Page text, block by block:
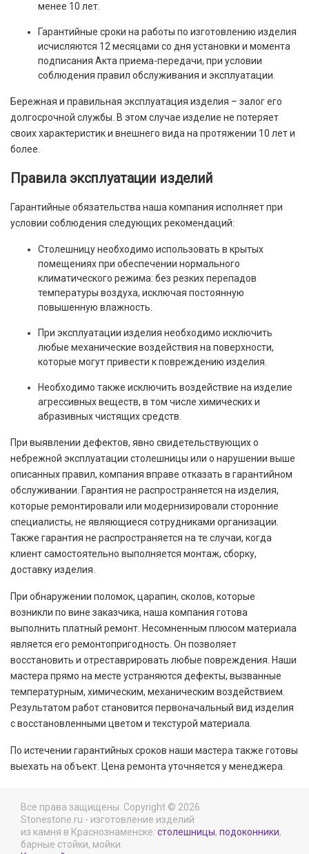
менее 10 лет.
Гарантийные сроки на работы по изготовлению изделия
исчисляются 12 месяцами со дня установки и момента
подписания Акта приема-передачи, при условии
соблюдения правил обслуживания и эксплуатации.
Бережная и правильная эксплуатация изделия – залог его
долгосрочной службы. В этом случае изделие не потеряет
своих характеристик и внешнего вида на протяжении 10 лет и
более.
Правила эксплуатации изделий
Гарантийные обязательства наша компания исполняет при
условии соблюдения следующих рекомендаций:
Столешницу необходимо использовать в крытых
помещениях при обеспечении нормального
климатического режима: без резких перепадов
температуры воздуха, исключая постоянную
повышенную влажность.
При эксплуатации изделия необходимо исключить
любые механические воздействия на поверхности,
которые могут привести к повреждению изделия.
Необходимо также исключить воздействие на изделие
агрессивных веществ, в том числе химических и
абразивных чистящих средств.
При выявлении дефектов, явно свидетельствующих о
небрежной эксплуатации столешницы или о нарушении выше
описанных правил, компания вправе отказать в гарантийном
обслуживании. Гарантия не распространяется на изделия,
которые ремонтировали или модернизировали сторонние
специалисты, не являющиеся сотрудниками организации.
Также гарантия не распространяется на те случаи, когда
клиент самостоятельно выполняется монтаж, сборку,
доставку изделия.
При обнаружении поломок, царапин, сколов, которые
возникли по вине заказчика, наша компания готова
выполнить платный ремонт. Несомненным плюсом материала
является его ремонтопригодность. Он позволяет
восстановить и отреставрировать любые повреждения. Наши
мастера прямо на месте устраняются дефекты, вызванные
температурным, химическим, механическим воздействием.
Результатом работ становится первоначальный вид изделия
с восстановленными цветом и текстурой материала.
По истечении гарантийных сроков наши мастера также готовы
выехать на объект. Цена ремонта уточняется у менеджера.
Все права защищены. Copyright © 2026
Stonestone.ru - изготовление изделий
из камня в Краснознаменске: столешницы, подоконники,
барные стойки, мойки.